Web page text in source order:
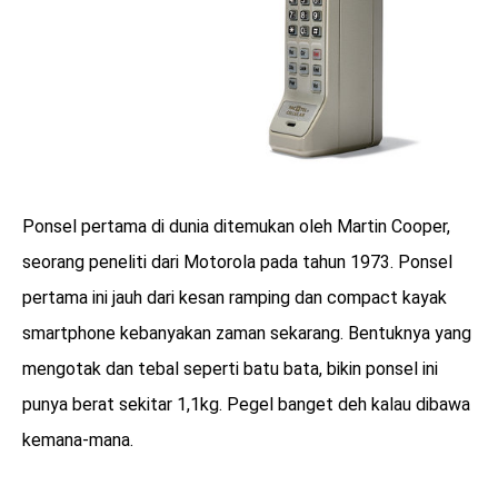
Ponsel pertama di dunia ditemukan oleh Martin Cooper,
seorang peneliti dari Motorola pada tahun 1973. Ponsel
pertama ini jauh dari kesan ramping dan compact kayak
smartphone kebanyakan zaman sekarang. Bentuknya yang
mengotak dan tebal seperti batu bata, bikin ponsel ini
punya berat sekitar 1,1kg. Pegel banget deh kalau dibawa
kemana-mana.